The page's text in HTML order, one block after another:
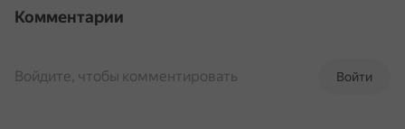
Комментарии
Войти
Войдите, чтобы комментировать